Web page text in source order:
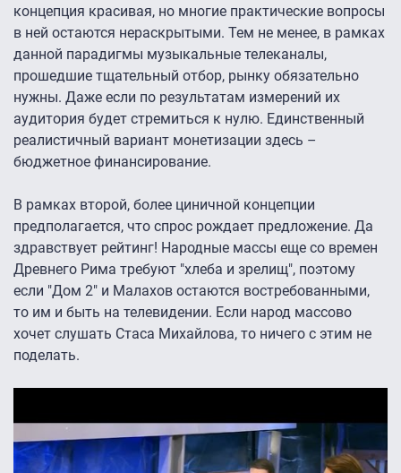
концепция красивая, но многие практические вопросы
в ней остаются нераскрытыми. Тем не менее, в рамках
данной парадигмы музыкальные телеканалы,
прошедшие тщательный отбор, рынку обязательно
нужны. Даже если по результатам измерений их
аудитория будет стремиться к нулю. Единственный
реалистичный вариант монетизации здесь –
бюджетное финансирование.
В рамках второй, более циничной концепции
предполагается, что спрос рождает предложение. Да
здравствует рейтинг! Народные массы еще со времен
Древнего Рима требуют "хлеба и зрелищ", поэтому
если "Дом 2" и Малахов остаются востребованными,
то им и быть на телевидении. Если народ массово
хочет слушать Стаса Михайлова, то ничего с этим не
поделать.